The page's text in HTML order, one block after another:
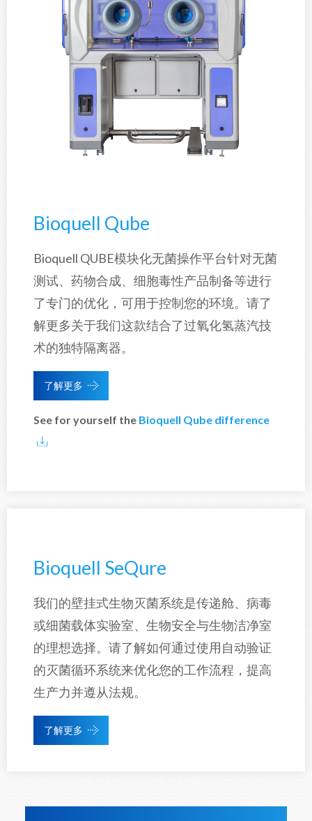
Bioquell Qube
Bioquell QUBE模块化无菌操作平台针对无菌
测试、药物合成、细胞毒性产品制备等进行
了专门的优化，可用于控制您的环境。请了
解更多关于我们这款结合了过氧化氢蒸汽技
术的独特隔离器。
了解更多
See for yourself the Bioquell Qube difference
Bioquell SeQure
我们的壁挂式生物灭菌系统是传递舱、病毒
或细菌载体实验室、生物安全与生物洁净室
的理想选择。请了解如何通过使用自动验证
的灭菌循环系统来优化您的工作流程，提高
生产力并遵从法规。
了解更多